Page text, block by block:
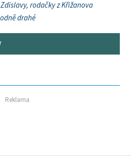
rodačky z Křižanova
drahé
Reklama